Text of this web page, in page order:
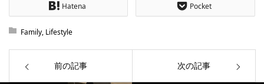
Hatena Pocket
Family, Lifestyle
前の記事 次の記事